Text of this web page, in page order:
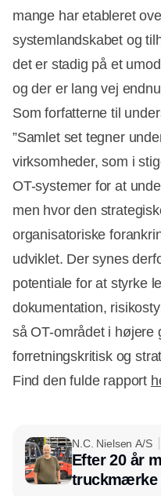
mange har etableret
systemlandskabet og
det er stadig på et
og der er lang vej
Som forfatterne til
”Samlet set tegner
virksomheder, som i
OT-systemer for at
men hvor den
organisatoriske
udviklet. Der synes
potentiale for at styrke
dokumentation,
så OT-området i højere
forretningskritisk og
Find den fulde rapport
N.C. Nielsen A/S
Efter 20 år
truckmærke